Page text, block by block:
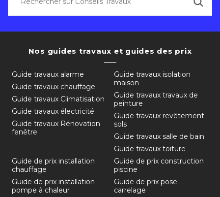
Nos guides travaux et guides des prix
Guide travaux alarme
Guide travaux chauffage
Guide travaux Climatisation
Guide travaux électricité
Guide travaux Rénovation
fenêtre
Guide travaux isolation
maison
Guide travaux travaux de
peinture
Guide travaux revêtement
sols
Guide travaux salle de bain
Guide travaux toiture
Guide de prix installation
chauffage
Guide de prix installation
pompe à chaleur
Guide de prix construction
piscine
Guide de prix pose
carrelage